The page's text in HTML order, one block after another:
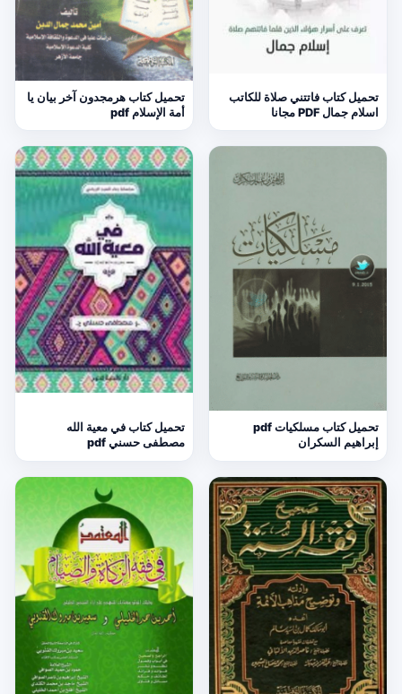
تحميل كتاب فاتتني صلاة للكاتب
اسلام جمال PDF مجانا
تحميل كتاب هرمجدون آخر بيان يا
أمة الإسلام pdf
تحميل كتاب مسلكيات pdf
إبراهيم السكران
تحميل كتاب في معية الله
مصطفى حسني pdf